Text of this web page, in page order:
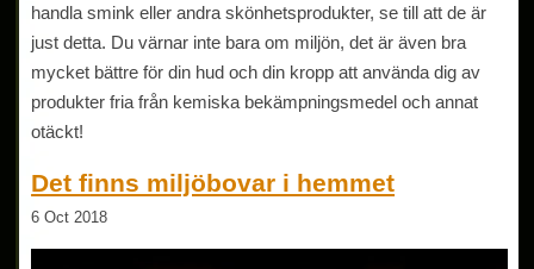
handla smink eller andra skönhetsprodukter, se till att de är
just detta. Du värnar inte bara om miljön, det är även bra
mycket bättre för din hud och din kropp att använda dig av
produkter fria från kemiska bekämpningsmedel och annat
otäckt!
Det finns miljöbovar i hemmet
6 Oct 2018